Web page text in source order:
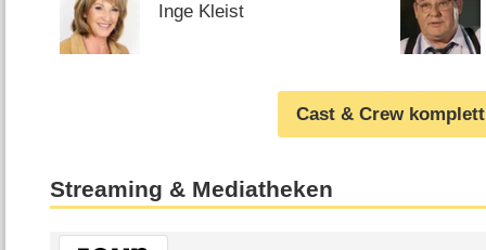
Inge Kleist
Cast & Crew komplett
Streaming & Mediatheken